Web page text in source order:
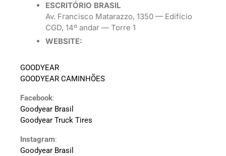
ESCRITÓRIO BRASIL
Av. Francisco Matarazzo, 1350 — Edifício
CGD, 14º andar — Torre 1
WEBSITE:
GOODYEAR
GOODYEAR CAMINHÕES
Facebook:
Goodyear Brasil
Goodyear Truck Tires
Instagram:
Goodyear Brasil